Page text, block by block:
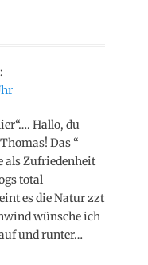
Hallo, du
Das “
als Zufriedenheit
total
es die Natur zzt
wünsche ich
und runter…